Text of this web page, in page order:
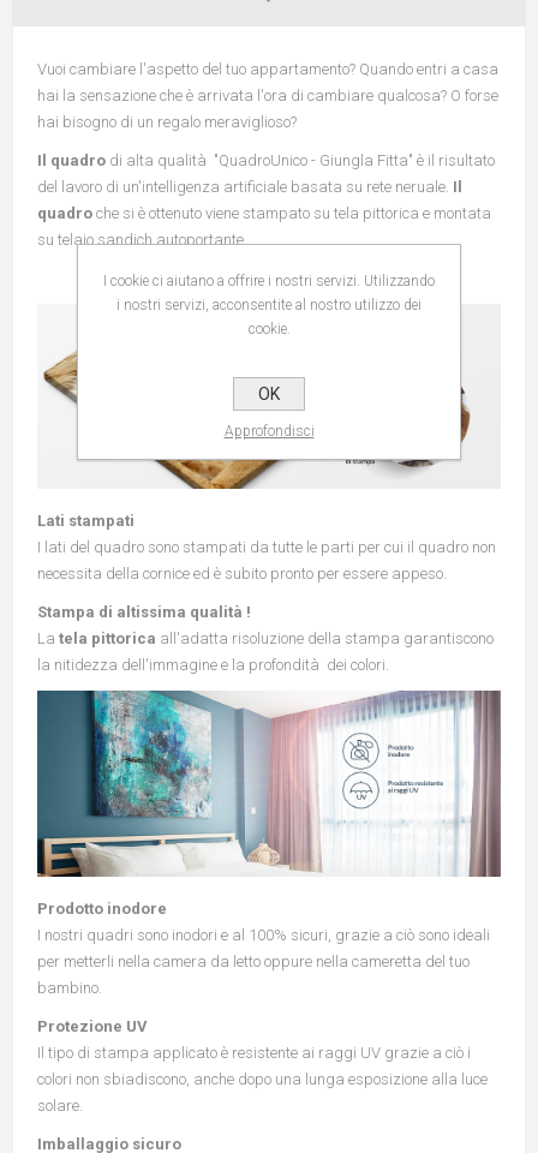
Vuoi cambiare l'aspetto del tuo appartamento? Quando entri a casa
hai la sensazione che è arrivata l'ora di cambiare qualcosa? O forse
hai bisogno di un regalo meraviglioso?
Il quadro di alta qualità "QuadroUnico - Giungla Fitta" è il risultato
del lavoro di un'intelligenza artificiale basata su rete neruale. Il
quadro che si è ottenuto viene stampato su tela pittorica e montata
su telaio sandich autoportante.
Lati stampati
I lati del quadro sono stampati da tutte le parti per cui il quadro non
necessita della cornice ed è subito pronto per essere appeso.
Stampa di altissima qualità !
La tela pittorica all'adatta risoluzione della stampa garantiscono
la nitidezza dell'immagine e la profondità dei colori.
Prodotto inodore
I nostri quadri sono inodori e al 100% sicuri, grazie a ciò sono ideali
per metterli nella camera da letto oppure nella cameretta del tuo
bambino.
Protezione UV
Il tipo di stampa applicato è resistente ai raggi UV grazie a ciò i
colori non sbiadiscono, anche dopo una lunga esposizione alla luce
solare.
Imballaggio sicuro
I cookie ci aiutano a offrire i nostri servizi. Utilizzando
i nostri servizi, acconsentite al nostro utilizzo dei
cookie.
OK
Approfondisci